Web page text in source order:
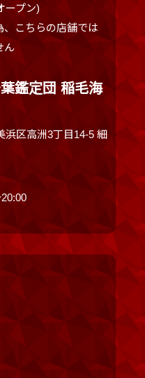
ープン)
こちらの店舗では
ん
鑑定団 稲毛海
区高洲3丁目14-5 細